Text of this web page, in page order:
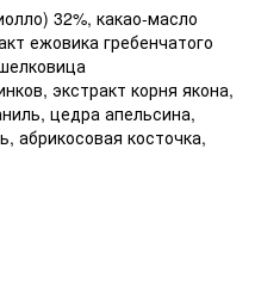
32%, какао-масло
ежовика гребенчатого
экстракт корня якона,
цедра апельсина,
абрикосовая косточка,